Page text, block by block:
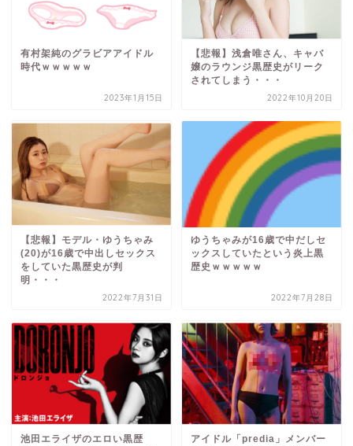
有村架純のグラビアアイドル
時代ｗｗｗｗｗ
2023年1月15日
【悲報】浅倉唯さん、キャバ
嬢のラウンジ黒歴史がリーク
されてしまう・・・
2022年10月20日
【悲報】モデル・ゆうちゃみ
(20)が16歳で中出しセックス
をしていた黒歴史が判
明・・・
2022年7月31日
ゆうちゃみが16歳で中だしセ
ックスしていたという炎上黒
歴史ｗｗｗｗｗ
2022年7月28日
池田エライザのエロい黒歴
アイドル「predia」メンバー